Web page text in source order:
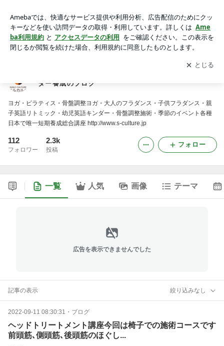
のブログアプリをダウンロードして ブログの更新通知
を受け取りまし
ょう。
開く
ター養成のブログ
ヨガ・ピラティス・骨盤調整ヨガ・大人のフラダンス・子供フラダンス・親
子英語リトミック・幼児英語キンダー・骨盤調整施術・季節のイベント各種
日本で唯一短期養成総合講座 http://www.s-culture.jp
112
フォロワー
2.3k
投稿
フォロー
一覧 人気 画像 テーマ
広告を表示できませんでした
記事の表示 絞り込みなし
2022-09-11 08:30:31 ・ ブログ
ヘッドトリートメント講座今回は椅子での施術コースです
前頭筋､側頭筋､後頭筋のほぐし...